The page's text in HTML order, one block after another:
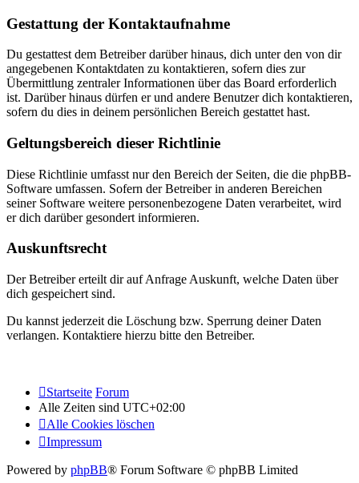
Gestattung der Kontaktaufnahme
Du gestattest dem Betreiber darüber hinaus, dich unter den von dir
angegebenen Kontaktdaten zu kontaktieren, sofern dies zur
Übermittlung zentraler Informationen über das Board erforderlich
ist. Darüber hinaus dürfen er und andere Benutzer dich kontaktieren,
sofern du dies in deinem persönlichen Bereich gestattet hast.
Geltungsbereich dieser Richtlinie
Diese Richtlinie umfasst nur den Bereich der Seiten, die die phpBB-
Software umfassen. Sofern der Betreiber in anderen Bereichen
seiner Software weitere personenbezogene Daten verarbeitet, wird
er dich darüber gesondert informieren.
Auskunftsrecht
Der Betreiber erteilt dir auf Anfrage Auskunft, welche Daten über
dich gespeichert sind.
Du kannst jederzeit die Löschung bzw. Sperrung deiner Daten
verlangen. Kontaktiere hierzu bitte den Betreiber.
Startseite Forum
Alle Zeiten sind UTC+02:00
Alle Cookies löschen
Impressum
Powered by phpBB® Forum Software © phpBB Limited